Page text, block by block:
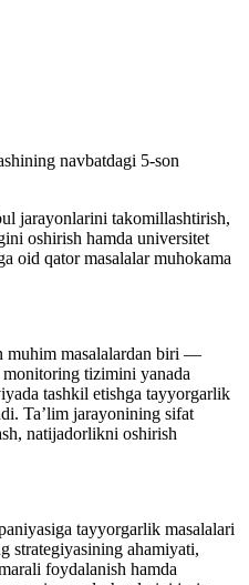
navbatdagi 5-son
jarayonlarini takomillashtirish,
oshirish hamda universitet
oid qator masalalar muhokama
muhim masalalardan biri —
tizimini yanada
tashkil etishga tayyorgarlik
Ta’lim jarayonining sifat
natijadorlikni oshirish
tayyorgarlik masalalari
strategiyasining ahamiyati,
foydalanish hamda